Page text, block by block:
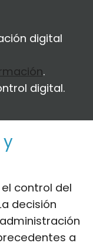
digital
.
digital.
control del
decisión
a